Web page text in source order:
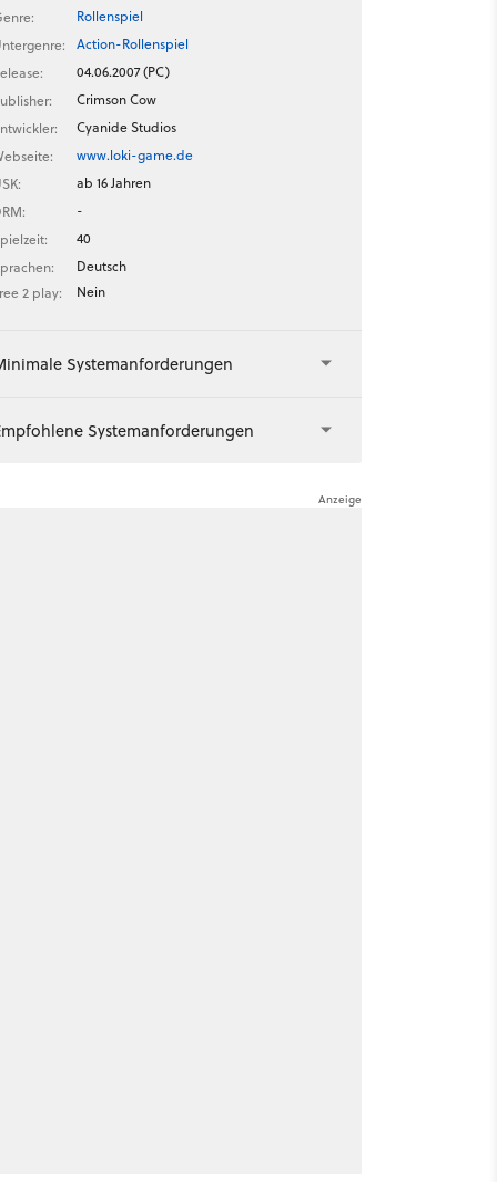
Rollenspiel
Action-Rollenspiel
04.06.2007 (PC)
Crimson Cow
Cyanide Studios
www.loki-game.de
ab 16 Jahren
-
40
Deutsch
2 play:
Nein
Systemanforderungen
Systemanforderungen